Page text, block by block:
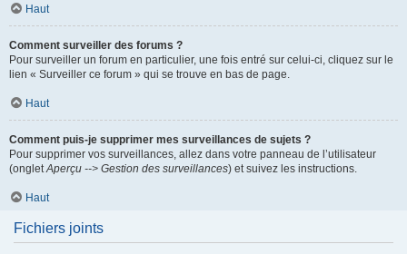
Haut
Comment surveiller des forums ?
Pour surveiller un forum en particulier, une fois entré sur celui-ci, cliquez sur le
lien « Surveiller ce forum » qui se trouve en bas de page.
Haut
Comment puis-je supprimer mes surveillances de sujets ?
Pour supprimer vos surveillances, allez dans votre panneau de l’utilisateur
(ongletAperçu --> Gestion des surveillances) et suivez les instructions.
Haut
Fichiers joints